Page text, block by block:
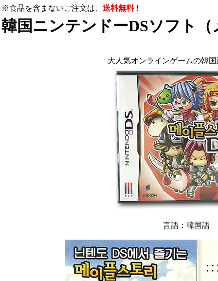
※食品を含まないご注文は、 送料無料！
韓国ニンテンドーDSソフト
大人気オンラインゲームの韓
言語：韓国語